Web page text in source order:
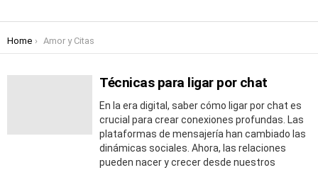
You are here:
Home Amor y Citas
Y
Técnicas para ligar por chat
En la era digital, saber cómo ligar por chat es
crucial para crear conexiones profundas. Las
plataformas de mensajería han cambiado las
dinámicas sociales. Ahora, las relaciones
pueden nacer y crecer desde nuestros